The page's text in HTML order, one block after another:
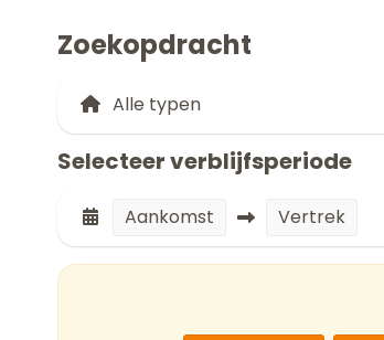
Zoekopdracht
Selecteer verblijfsperiode
Aankomst Vertrek